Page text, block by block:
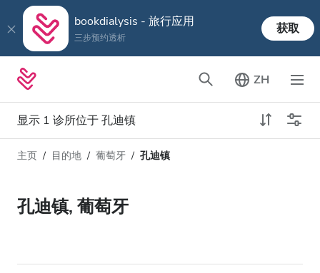
bookdialysis - 旅行应用
三步预约透析
获取
ZH
显示 1 诊所位于 孔迪镇
透析类型
所有透析
距离
主页 目的地 葡萄牙 孔迪镇
孔迪镇, 葡萄牙